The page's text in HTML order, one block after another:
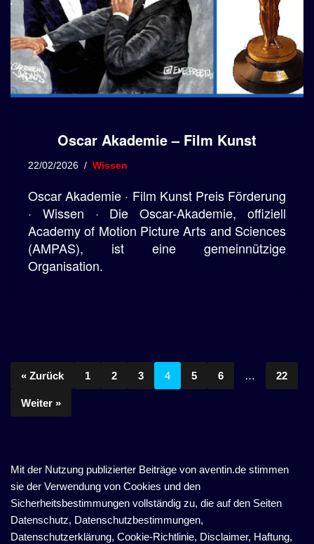
Oscar Akademie – Film Kunst
22/02/2026 Wissen
Oscar Akademie · Film Kunst Preis Förderung
· Wissen · Die Oscar-Akademie, offiziell
Academy of Motion Picture Arts and Sciences
(AMPAS), ist eine gemeinnützige
Organisation.
« Zurück 1 2 3 4 5 6 … 22
Weiter »
Mit der Nutzung publizierter Beiträge von aventin.de stimmen
sie der Verwendung von Cookies und den
Sicherheitsbestimmungen vollständig zu, die auf den Seiten
Datenschutz, Datenschutzbestimmungen,
Datenschutzerklärung, Cookie-Richtlinie, Disclaimer, Haftung,